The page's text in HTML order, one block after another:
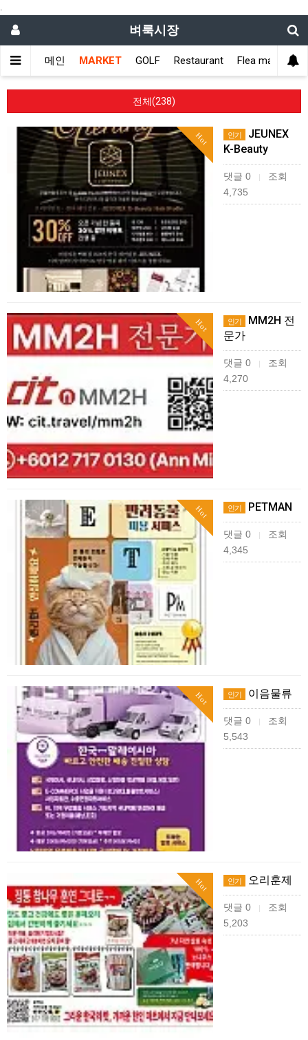
.
벼룩시장
메인 MARKET GOLF Restaurant Flea market
전체(238)
Hot 인기
JEUNEX
K-Beauty
댓글 0 |
조회
4,735
Hot 인기
MM2H 전
문가
댓글 0 |
조회
4,270
Hot 인기 PETMAN
댓글 0 |
조회
4,345
Hot 인기 이음물류
댓글 0 |
조회
5,543
Hot 인기 오리훈제
댓글 0 |
조회
5,203